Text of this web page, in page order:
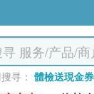
寻： 體檢送現金